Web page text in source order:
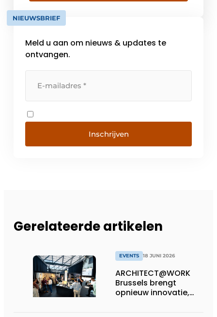
NIEUWSBRIEF
Meld u aan om nieuws & updates te
ontvangen.
Inschrijven
Gerelateerde artikelen
EVENTS 18 JUNI 2026
ARCHITECT@WORK
Brussels brengt
opnieuw innovatie,